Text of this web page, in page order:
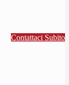
Contattaci Subito